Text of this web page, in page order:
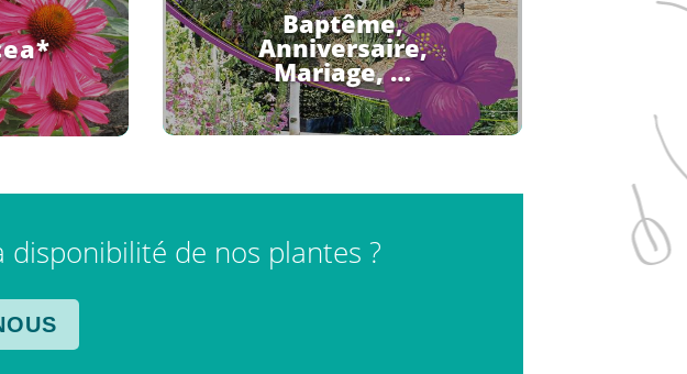
Baptême,
Anniversaire,
Mariage, …
de nos plantes ?